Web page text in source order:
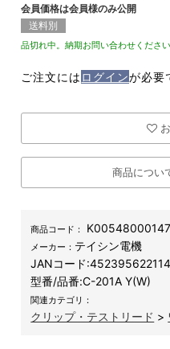
会員価格は会員様のみ公開
送料別
品切れ中。納期お問い合わせください
ご注文には ログインが必要
商品につい
商品コード： K00548000147
メーカー： テイシン電機
JANコード:
型番/品番:C-201A Y(W)
関連カテゴリ：
クリップ・テストリード >